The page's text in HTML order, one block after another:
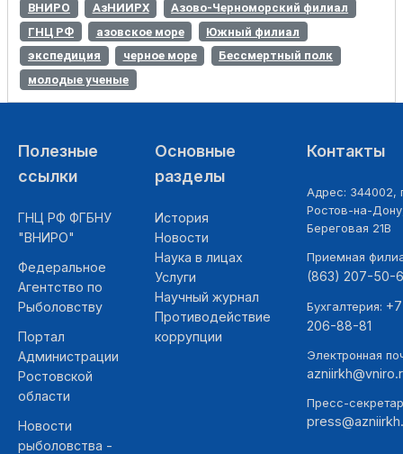
ВНИРО АзНИИРХ
Азово-Черноморский филиал
ГНЦ РФ
азовское море
Южный филиал
экспедиция
черное море
Бессмертный полк
молодые ученые
Полезные
ссылки
ГНЦ РФ ФГБНУ
"ВНИРО"
Федеральное
Агентство по
Рыболовству
Портал
Администрации
Ростовской
области
Новости
рыболовства -
Основные
разделы
История
Новости
Наука в лицах
Услуги
Научный журнал
Противодействие
коррупции
Контакты
Адрес: 344002,
Ростов-на-
Береговая 21В
Приемная
(863) 207-50-
Бухгалтерия:
206-88-81
Электронная
Пресс-